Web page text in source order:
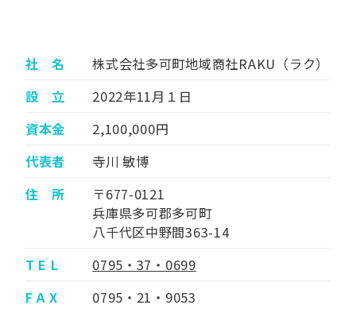
社 名
株式会社多可町地域商社RAKU（ラク）
設 立
2022年11月１日
資本金
2,100,000円
代表者
寺川 敏博
住 所
〒677-0121
兵庫県多可郡多可町
八千代区中野間363-14
T E L
0795・37・0699
F A X
0795・21・9053